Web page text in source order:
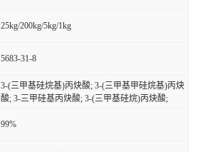
25kg/200kg/5kg/1kg
5683-31-8
3-(三甲基硅烷基)丙炔酸; 3-(三甲基甲硅烷基)丙炔
酸; 3-三甲硅基丙炔酸; 3-(三甲基硅烷)丙炔酸;
99%